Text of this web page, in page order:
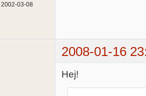
2002-03-08
2008-01-16
Hej!